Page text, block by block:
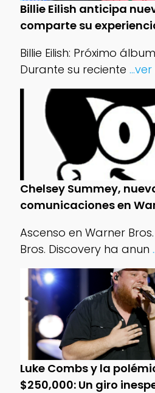
Billie Eilish anticipa
comparte su
Billie Eilish: Próximo
Durante su reciente
Chelsey Summey,
comunicaciones en
Ascenso en Warner
Bros. Discovery ha anun
Luke Combs y la
$250,000: Un giro